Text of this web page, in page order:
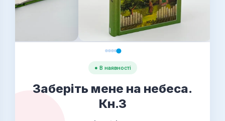
● В наявності
Заберіть мене на небеса.
Кн.3